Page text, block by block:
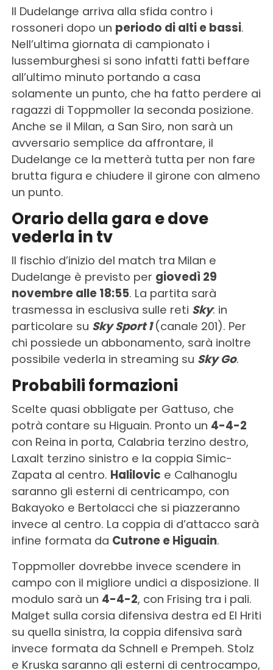
Il Dudelange arriva alla sfida contro i
rossoneri dopo un periodo di alti e bassi.
Nell’ultima giornata di campionato i
lussemburghesi si sono infatti fatti beffare
all’ultimo minuto portando a casa
solamente un punto, che ha fatto perdere ai
ragazzi di Toppmoller la seconda posizione.
Anche se il Milan, a San Siro, non sarà un
avversario semplice da affrontare, il
Dudelange ce la metterà tutta per non fare
brutta figura e chiudere il girone con almeno
un punto.
Orario della gara e dove
vederla in tv
Il fischio d’inizio del match tra Milan e
Dudelange è previsto per giovedì 29
novembre alle 18:55. La partita sarà
trasmessa in esclusiva sulle reti Sky: in
particolare su Sky Sport 1 (canale 201). Per
chi possiede un abbonamento, sarà inoltre
possibile vederla in streaming su Sky Go.
Probabili formazioni
Scelte quasi obbligate per Gattuso, che
potrà contare su Higuain. Pronto un 4-4-2
con Reina in porta, Calabria terzino destro,
Laxalt terzino sinistro e la coppia Simic-
Zapata al centro. Halilovic e Calhanoglu
saranno gli esterni di centricampo, con
Bakayoko e Bertolacci che si piazzeranno
invece al centro. La coppia di d’attacco sarà
infine formata da Cutrone e Higuain.
Toppmoller dovrebbe invece scendere in
campo con il migliore undici a disposizione. Il
modulo sarà un 4-4-2, con Frising tra i pali.
Malget sulla corsia difensiva destra ed El Hriti
su quella sinistra, la coppia difensiva sarà
invece formata da Schnell e Prempeh. Stolz
e Kruska saranno gli esterni di centrocampo,